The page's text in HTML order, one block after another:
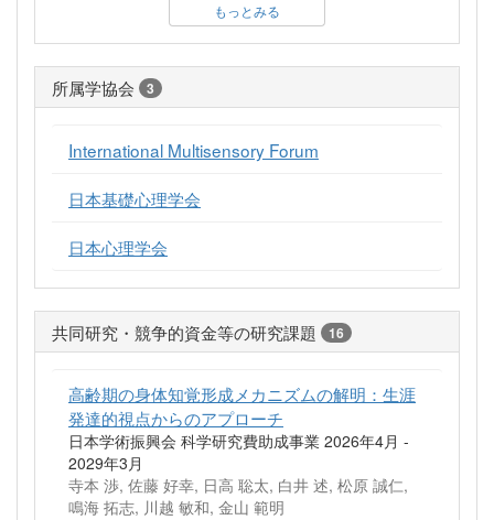
もっとみる
所属学協会 3
International Multisensory Forum
日本基礎心理学会
日本心理学会
共同研究・競争的資金等の研究課題 16
高齢期の身体知覚形成メカニズムの解明：生涯
発達的視点からのアプローチ
日本学術振興会 科学研究費助成事業 2026年4月 -
2029年3月
寺本 渉, 佐藤 好幸, 日高 聡太, 白井 述, 松原 誠仁,
鳴海 拓志, 川越 敏和, 金山 範明